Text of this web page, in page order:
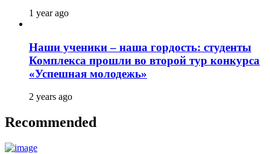
1 year ago
Наши ученики – наша гордость: студенты
Комплекса прошли во второй тур конкурса
«Успешная молодежь»
2 years ago
Recommended